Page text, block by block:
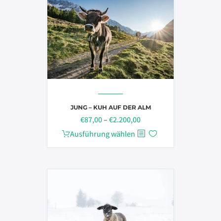
Varianten
auf.
Die
Optionen
können
auf
der
Produktseite
gewählt
werden
JUNG – KUH AUF DER ALM
€87,00– €2.200,00Preisspanne:
€87,00
Ausführung wählen
Dieses
Produkt
mehrere
auf.
Die